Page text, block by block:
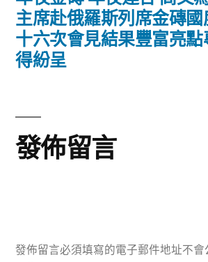
導
覽
篇
文
主席赴俄羅斯列席金磚
十六次會見結果豐富亮
得紛呈
發佈留言
發佈留言必須填寫的電子郵件地址不會